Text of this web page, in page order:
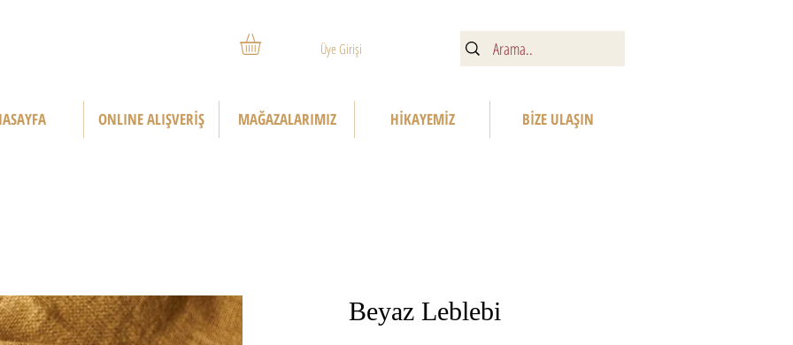
Üye Girişi
ONLINE ALIŞVERİŞ MAĞAZALARIMIZ HİKAYEMİZ BİZE ULAŞIN
Beyaz Leblebi